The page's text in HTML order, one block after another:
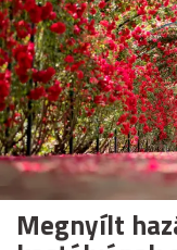
Megnyílt